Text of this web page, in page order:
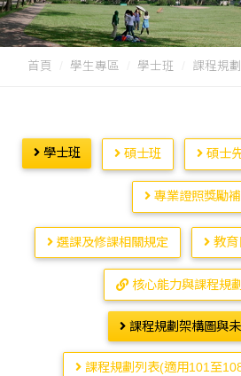
首頁 學生專區 學士班 課程規
學士班 碩士班 碩士
專業證照獎勵
選課及修課相關規定 教育
核心能力與課程規
課程規劃架構圖與
課程規劃列表(適用101至